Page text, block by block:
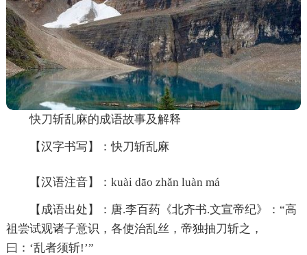
快刀斩乱麻的成语故事及解释
【汉字书写】：快刀斩乱麻
【汉语注音】：kuài dāo zhǎn luàn má
【成语出处】：唐.李百药《北齐书.文宣帝纪》：“高
祖尝试观诸子意识，各使治乱丝，帝独抽刀斩之，
曰：‘乱者须斩!’”